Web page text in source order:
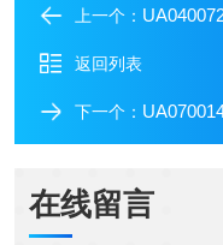
上一个：
返回列表
下一个：
在线留言